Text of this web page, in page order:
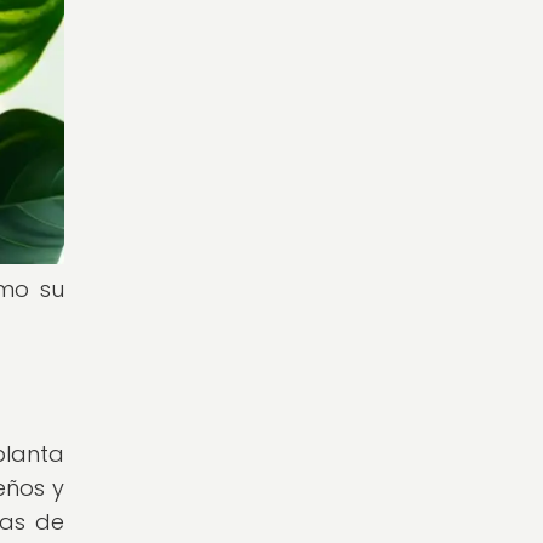
su
y
de